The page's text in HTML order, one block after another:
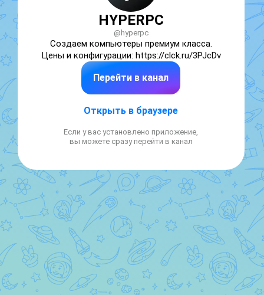
HYPERPC
@hyperpc
Создаем компьютеры премиум класса.
Цены и конфигурации: https://clck.ru/3PJcDv
Перейти в канал
Открыть в браузере
Если у вас установлено приложение,
вы можете сразу перейти в канал